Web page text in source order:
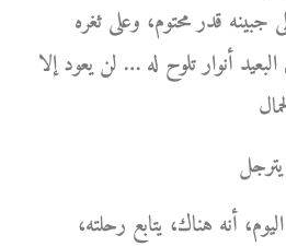
جبينه قدر محتوم، وعلى ثغره
أنوار تلوح له … لن يعود إلا
أنه هناك، يتابع رحلته،